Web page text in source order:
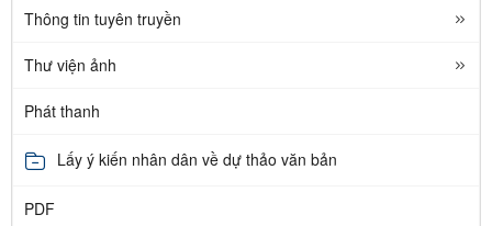
Thông tin tuyên truyền
Thư viện ảnh
Phát thanh
Lấy ý kiến nhân dân về dự thảo văn bản
PDF